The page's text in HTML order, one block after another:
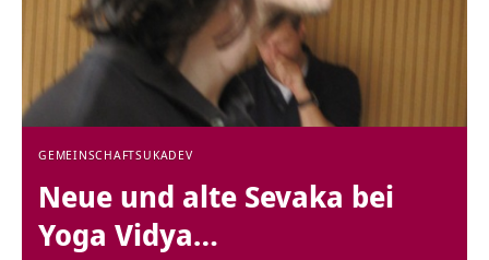
GEMEINSCHAFTSUKADEV
Neue und alte Sevaka bei
Yoga Vidya…